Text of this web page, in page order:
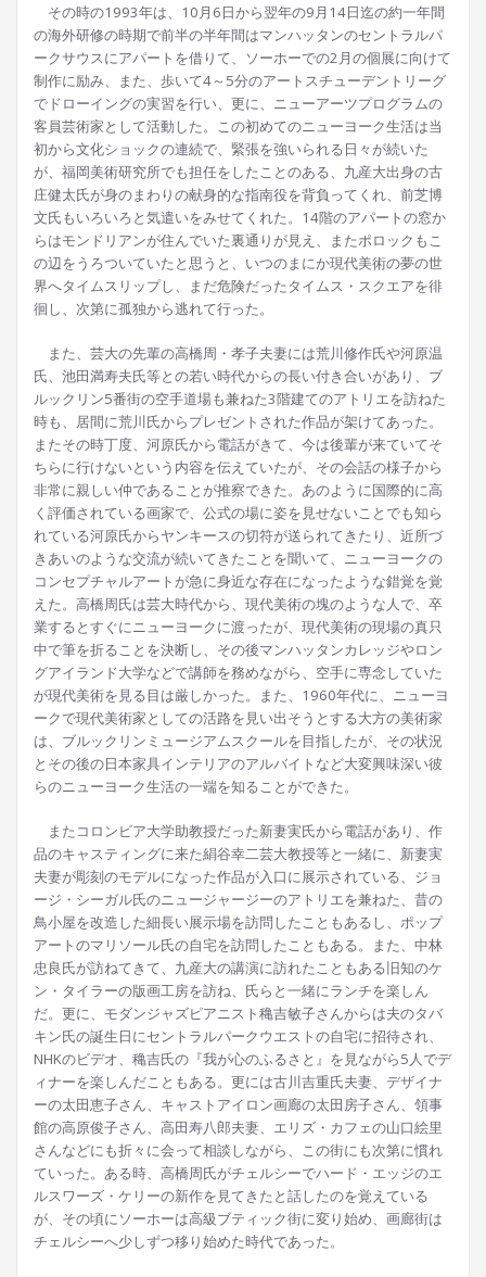
その時の1993年は、10月6日から翌年の9月14日迄の約一年間
の海外研修の時期で前半の半年間はマンハッタンのセントラルパ
ークサウスにアパートを借りて、ソーホーでの2月の個展に向けて
制作に励み、また、歩いて4～5分のアートスチューデントリーグ
でドローイングの実習を行い、更に、ニューアーツプログラムの
客員芸術家として活動した。この初めてのニューヨーク生活は当
初から文化ショックの連続で、緊張を強いられる日々が続いた
が、福岡美術研究所でも担任をしたことのある、九産大出身の古
庄健太氏が身のまわりの献身的な指南役を背負ってくれ、前芝博
文氏もいろいろと気遣いをみせてくれた。14階のアパートの窓か
らはモンドリアンが住んでいた裏通りが見え、またポロックもこ
の辺をうろついていたと思うと、いつのまにか現代美術の夢の世
界へタイムスリップし、まだ危険だったタイムス・スクエアを徘
徊し、次第に孤独から逃れて行った。
また、芸大の先輩の高橋周・孝子夫妻には荒川修作氏や河原温
氏、池田満寿夫氏等との若い時代からの長い付き合いがあり、ブ
ルックリン5番街の空手道場も兼ねた3階建てのアトリエを訪ねた
時も、居間に荒川氏からプレゼントされた作品が架けてあった。
またその時丁度、河原氏から電話がきて、今は後輩が来ていてそ
ちらに行けないという内容を伝えていたが、その会話の様子から
非常に親しい仲であることが推察できた。あのように国際的に高
く評価されている画家で、公式の場に姿を見せないことでも知ら
れている河原氏からヤンキースの切符が送られてきたり、近所づ
きあいのような交流が続いてきたことを聞いて、ニューヨークの
コンセプチャルアートが急に身近な存在になったような錯覚を覚
えた。高橋周氏は芸大時代から、現代美術の塊のような人で、卒
業するとすぐにニューヨークに渡ったが、現代美術の現場の真只
中で筆を折ることを決断し、その後マンハッタンカレッジやロン
グアイランド大学などで講師を務めながら、空手に専念していた
が現代美術を見る目は厳しかった。また、1960年代に、ニューヨ
ークで現代美術家としての活路を見い出そうとする大方の美術家
は、ブルックリンミュージアムスクールを目指したが、その状況
とその後の日本家具インテリアのアルバイトなど大変興味深い彼
らのニューヨーク生活の一端を知ることができた。
またコロンビア大学助教授だった新妻実氏から電話があり、作
品のキャスティングに来た絹谷幸二芸大教授等と一緒に、新妻実
夫妻が彫刻のモデルになった作品が入口に展示されている、ジョ
ージ・シーガル氏のニュージャージーのアトリエを兼ねた、昔の
鳥小屋を改造した細長い展示場を訪問したこともあるし、ポップ
アートのマリソール氏の自宅を訪問したこともある。また、中林
忠良氏が訪ねてきて、九産大の講演に訪れたこともある旧知のケ
ン・タイラーの版画工房を訪ね、氏らと一緒にランチを楽しん
だ。更に、モダンジャズピアニスト穐吉敏子さんからは夫のタバ
キン氏の誕生日にセントラルパークウエストの自宅に招待され、
NHKのビデオ、穐吉氏の『我が心のふるさと』を見ながら5人でデ
ィナーを楽しんだこともある。更には古川吉重氏夫妻、デザイナ
ーの太田恵子さん、キャストアイロン画廊の太田房子さん、領事
館の高原俊子さん、高田寿八郎夫妻、エリズ・カフェの山口絵里
さんなどにも折々に会って相談しながら、この街にも次第に慣れ
ていった。ある時、高橋周氏がチェルシーでハード・エッジのエ
ルスワーズ・ケリーの新作を見てきたと話したのを覚えている
が、その頃にソーホーは高級ブティック街に変り始め、画廊街は
チェルシーへ少しずつ移り始めた時代であった。